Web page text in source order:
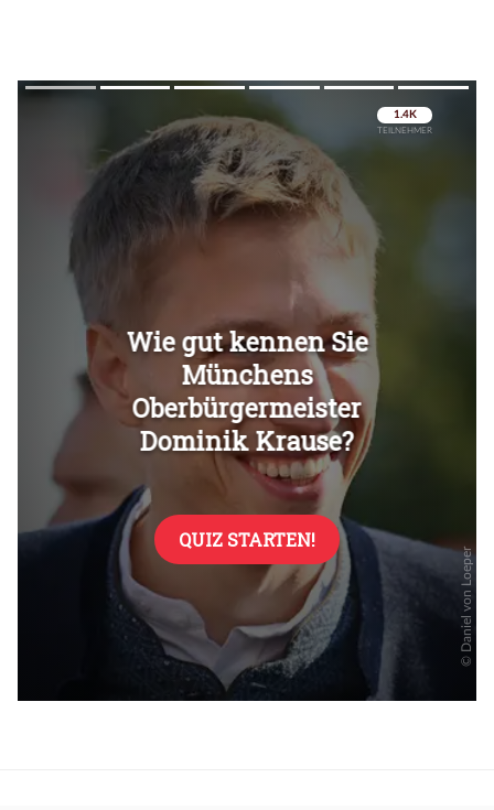
Überspringen
Überspringen